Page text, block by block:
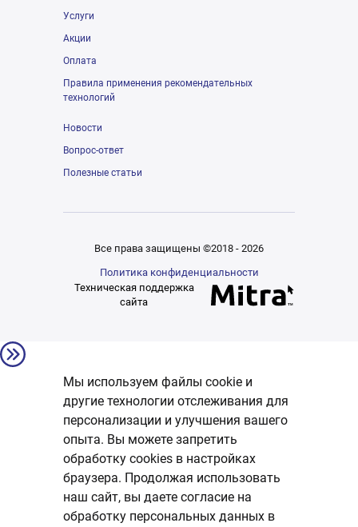
Услуги
Акции
Оплата
Правила применения рекомендательных
технологий
Новости
Вопрос-ответ
Полезные статьи
Все права защищены ©2018 - 2026
Политика конфиденциальности
Техническая поддержка
сайта
Мы используем файлы cookie и
другие технологии отслеживания для
персонализации и улучшения вашего
опыта. Вы можете запретить
обработку сookies в настройках
браузера. Продолжая использовать
наш сайт, вы даете согласие на
обработку персональных данных в